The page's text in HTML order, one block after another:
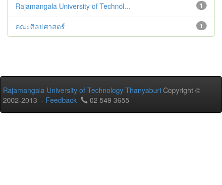
1
Rajamangala University of Technol...
1
คณะศิลปศาสตร์
Rajamangala University of Technology Thanyaburi Copyright ©
2002-2013 - Feedback 02 549 3655